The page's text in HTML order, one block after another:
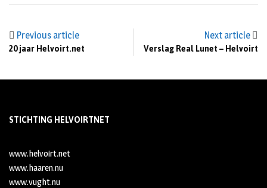
Previous article
20 jaar Helvoirt.net
Next article
Verslag Real Lunet – Helvoirt
STICHTING HELVOIRTNET
www.helvoirt.net
www.haaren.nu
www.vught.nu